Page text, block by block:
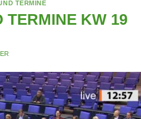
TERMINE
TERMINE KW 19